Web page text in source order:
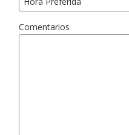
Comentarios